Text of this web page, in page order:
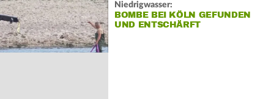
Niedrigwasser:
BOMBE BEI KÖLN GEFUNDEN
UND ENTSCHÄRFT